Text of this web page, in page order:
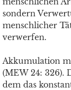
sondern
menschlicher
verwerfen.
Akkumulation
(MEW 24: 326).
dem das